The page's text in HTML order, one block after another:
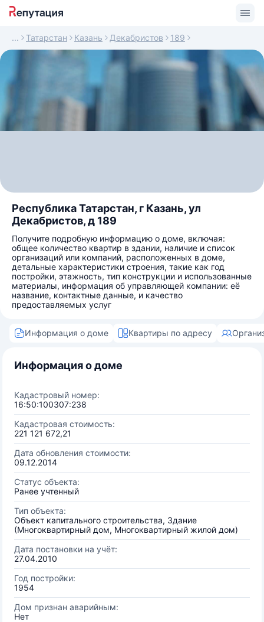
Татарстан Казань Декабристов 189
Республика Татарстан, г Казань, ул
Декабристов, д 189
Получите подробную информацию о доме, включая:
общее количество квартир в здании, наличие и список
организаций или компаний, расположенных в доме,
детальные характеристики строения, такие как год
постройки, этажность, тип конструкции и использованные
материалы, информация об управляющей компании: её
название, контактные данные, и качество
предоставляемых услуг
Информация о доме Квартиры по адресу
Информация о доме
Кадастровый номер:
16:50:100307:238
Кадастровая стоимость:
221 121 672,21
Дата обновления стоимости:
09.12.2014
Статус объекта:
Ранее учтенный
Тип объекта:
Объект капитального строительства, Здание
(Многоквартирный дом, Многоквартирный жилой дом)
Дата постановки на учёт:
27.04.2010
Год постройки:
1954
Дом признан аварийным:
Нет